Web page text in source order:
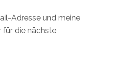
Adresse und meine
für die nächste